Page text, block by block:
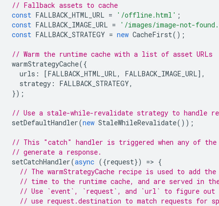
// Fallback assets to cache
const FALLBACK_HTML_URL = '/offline.html' ;
const FALLBACK_IMAGE_URL =
'/images/image-not-
const FALLBACK_STRATEGY = new CacheFirst();
// Warm the runtime cache with a list of asset URLs
warmStrategyCache({
urls : [FALLBACK_HTML_URL, FALLBACK_IMAGE_URL],
strategy : FALLBACK_STRATEGY,
});
// Use a stale-while-revalidate strategy to handle
setDefaultHandler(new StaleWhileRevalidate());
// This "catch" handler is triggered when any of
// generate a response.
setCatchHandler(async ({request}) => {
// The warmStrategyCache recipe is used to add
// time to the runtime cache, and are served in
// Use `event`, `request`, and `url` to figure out
// use request.destination to match requests for